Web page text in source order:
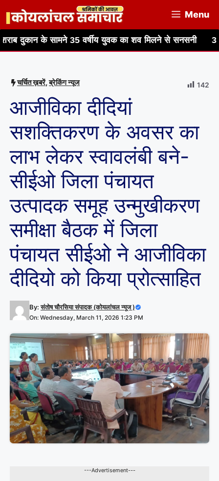
content
Menu
सामने 35 वर्षीय युवक का शव मिलने से सनसनी 3 किलो
चर्चित ख़बरें,ब्रेकिंग न्यूज 142
आजीविका दीदियां
सशक्तिकरण के अवसर का
लाभ लेकर स्वावलंबी बने-
सीईओ जिला पंचायत
उत्पादक समूह उन्मुखीकरण
समीक्षा बैठक में जिला
पंचायत सीईओ ने आजीविका
दीदियो को किया प्रोत्साहित
By:संतोष चौरसिया संपादक (कोयलांचल न्यूज )
On: Wednesday, March 11, 2026 1:23 PM
---Advertisement---